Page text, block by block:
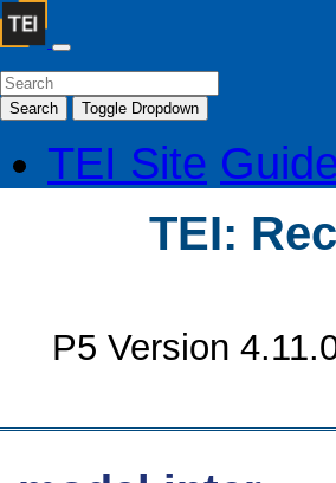
Search Toggle Dropdown
TEI Site
TEI:
P5 Version